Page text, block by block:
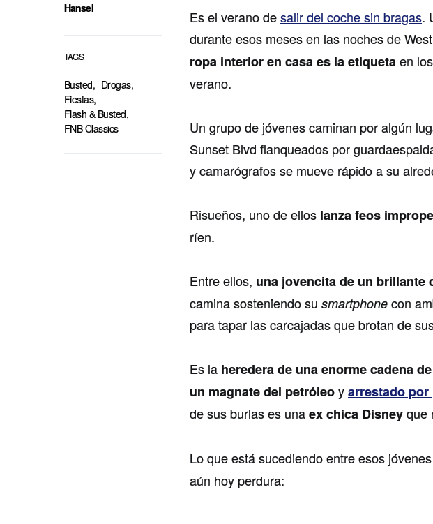
Hansel
TAGS
Busted, Drogas,
Fiestas,
Flash & Busted,
FNB Classics
Es el verano desalir del coche sin bragas.
durante esos meses en las noches de
ropa interior en casa es la etiquetaen
verano.
Un grupo de jóvenes caminan por algún
Sunset Blvd flanqueados por
y camarógrafos se mueve rápido a su
Risueños, uno de ellos lanza feos
ríen.
Entre ellos, una jovencita de un brillante
camina sosteniendo su smartphone con
para tapar las carcajadas que brotan de
Es la heredera de una enorme cadena
un magnate del petróleoyarrestado
de sus burlas es unaex chica Disneyque
Lo que está sucediendo entre esos jóvenes
aún hoy perdura: